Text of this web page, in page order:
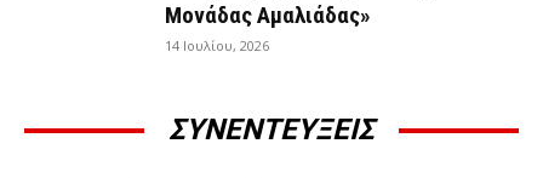
Μονάδας Αμαλιάδας»
14 Ιουλίου, 2026
ΣΥΝΕΝΤΕΥΞΕΙΣ
ΣΥΝΕΝΤΕΎΞΕΙΣ